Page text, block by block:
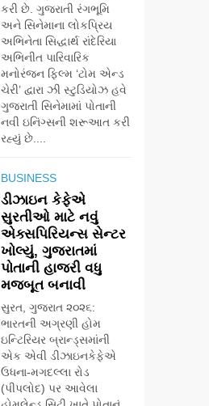
કરી છે. ગુજરાતી રંગભૂમિ
અને સિનેમાના લોકપ્રિય
અભિનેતા સિદ્ધાર્થ રાંદેરિયા
અભિનીત પારિવારિક
મનોરંજન ફિલ્મ ‘ટોમ એન્ડ
ચેરી’ દ્વારા ઝી સ્ટુડિયોઝ હવે
ગુજરાતી સિનેમામાં પોતાની
નવી ઇનિંગ્સની શરૂઆત કરી
રહ્યું છે....
BUSINESS
ડીઝાઇન કેફેએ
સુરતીઓ માટે નવું
એક્સપિરિયન્સ સેન્ટર
ખોલ્યું, ગુજરાતમાં
પોતાની હાજરી વધુ
મજબૂત બનાવી
સુરત, ગુજરાત ૨૦૨૬:
ભારતની અગ્રણી હોમ
ઇન્ટિરિયર બ્રાન્ડ્સમાંની
એક એવી ડીઝાઇનકેફેએ
ઉધના-મગદલ્લા રોડ
(પીપલોદ) પર આવેલા
ડો. મિતાલી નાગ
(આર્ક ઇવેન્ટ્સ) દ્વારા
કિશોર કુમારની
જન્મજયંતિ નિમિત્તે
સંગીતમય
શ્રદ્ધાંજલિ
AHMEDABAD
177 દેશો અને 52
લાખ દર્શકો:
ગુજરાતી OTT
પ્લેટફોર્મ ‘જોજો’
BUSINESS